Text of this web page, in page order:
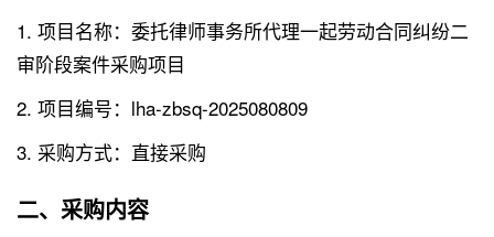
1. 项目名称：委托律师事务所代理一起劳动合同纠纷二
审阶段案件采购项目
2. 项目编号：lha-zbsq-2025080809
3. 采购方式：直接采购
二、采购内容